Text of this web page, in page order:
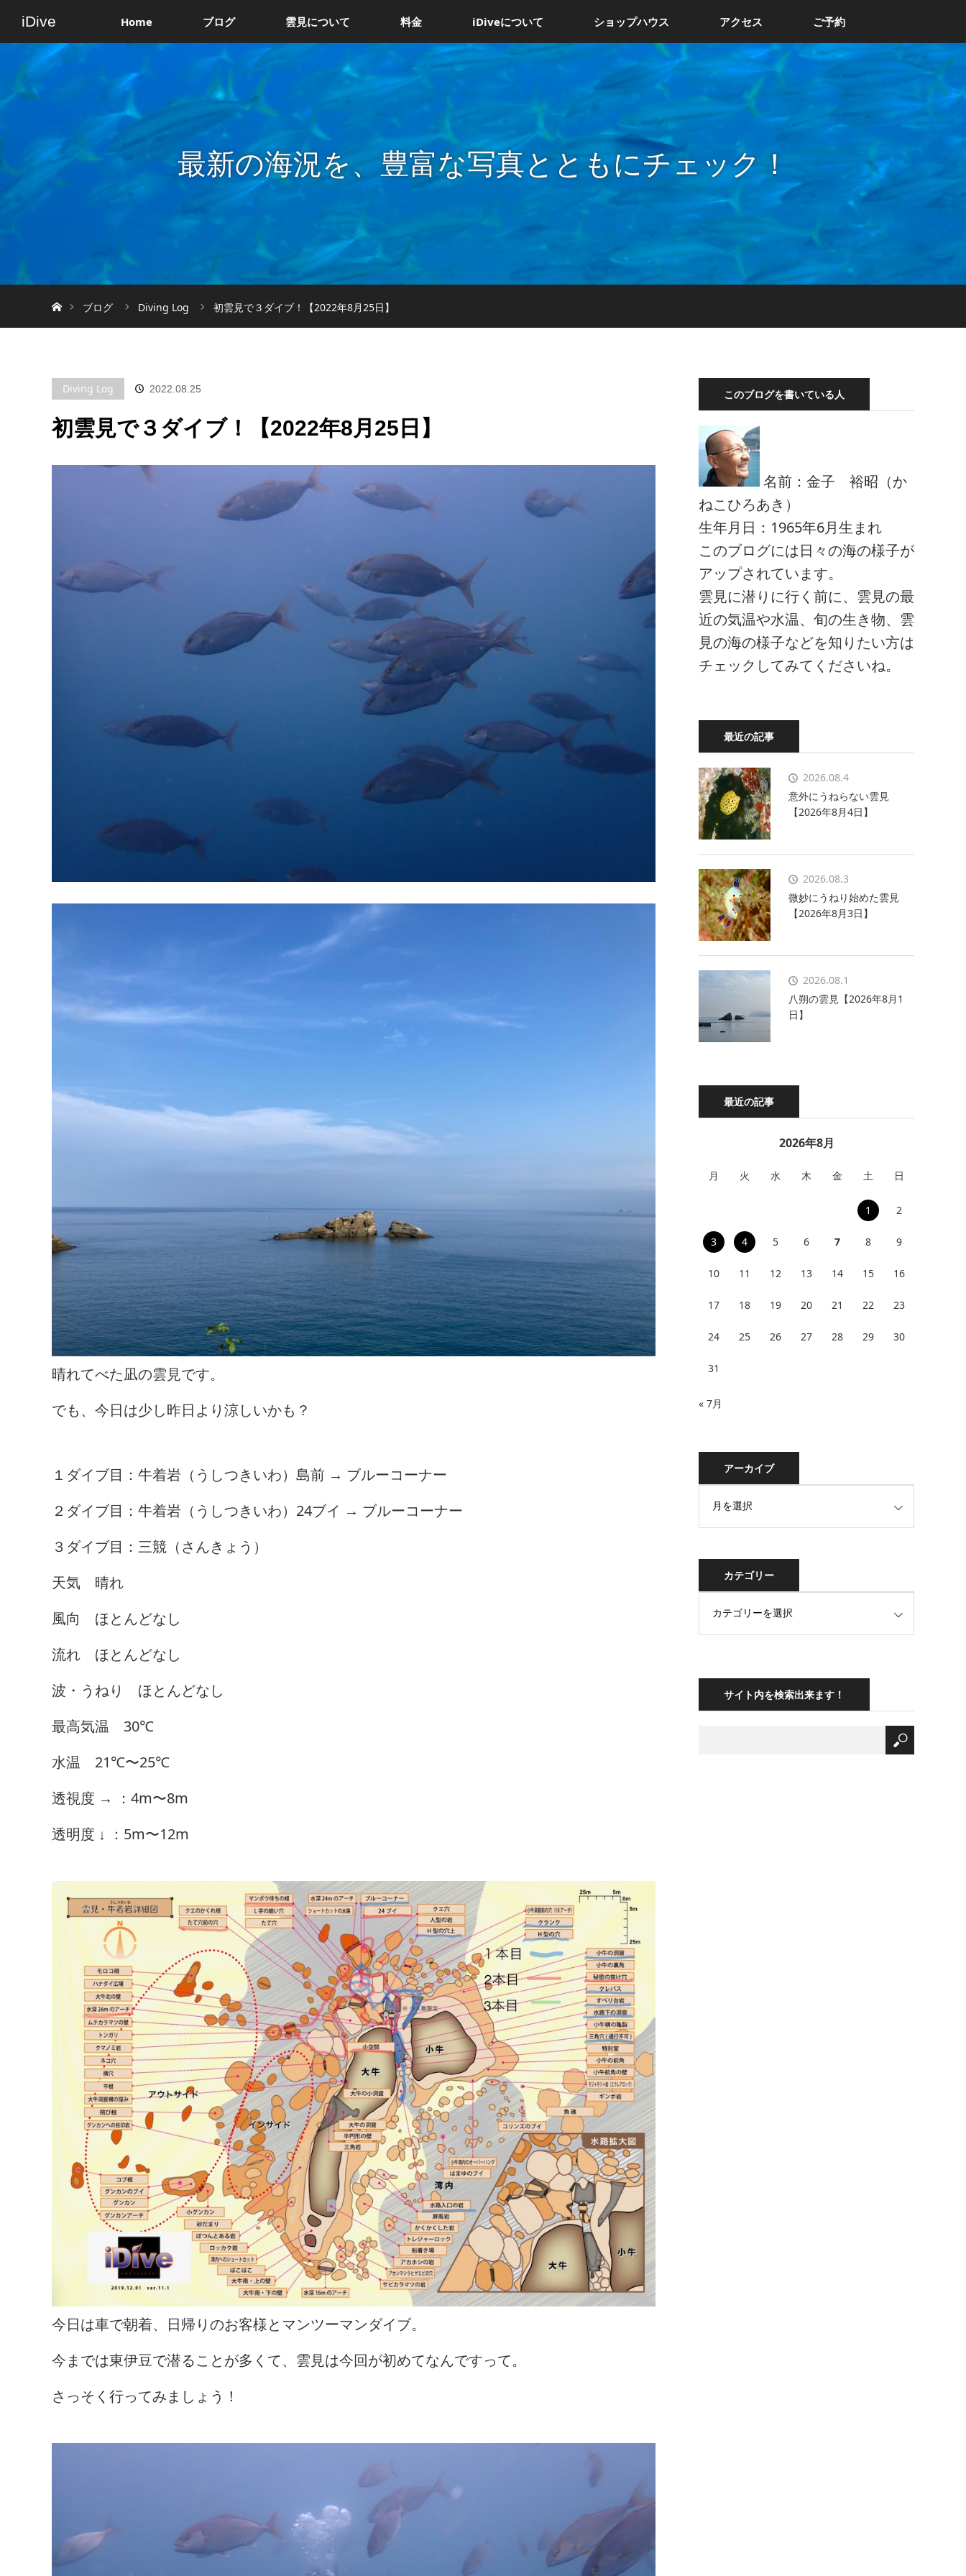
iDive Home ブログ 雲見について 料金 iDiveについて ショップハウス アクセス ご予約
最新の海況を、豊富な写真とともにチェック！
ブログ
Diving Log 初雲見で３ダイブ！【2022年8月25日】
Diving Log 2022.08.25
初雲見で３ダイブ！【2022年8月25日】
晴れてべた凪の雲見です。
でも、今日は少し昨日より涼しいかも？
１ダイブ目：牛着岩（うしつきいわ）島前 → ブルーコーナー
２ダイブ目：牛着岩（うしつきいわ）24ブイ → ブルーコーナー
３ダイブ目：三競（さんきょう）
天気 晴れ
風向 ほとんどなし
流れ ほとんどなし
波・うねり ほとんどなし
最高気温 30℃
水温 21℃〜25℃
透視度 → ：4m〜8m
透明度 ↓ ：5m〜12m
今日は車で朝着、日帰りのお客様とマンツーマンダイブ。
今までは東伊豆で潜ることが多くて、雲見は今回が初めてなんですって。
さっそく行ってみましょう！
このブログを書いている人
名前：金子 裕昭（か
ねこひろあき）
生年月日：1965年6月生まれ
このブログには日々の海の様子が
アップされています。
雲見に潜りに行く前に、雲見の最
近の気温や水温、旬の生き物、雲
見の海の様子などを知りたい方は
チェックしてみてくださいね。
最近の記事
2026.08.4
意外にうねらない雲見
【2026年8月4日】
2026.08.3
微妙にうねり始めた雲見
【2026年8月3日】
2026.08.1
八朔の雲見【2026年8月1
日】
最近の記事
2026年8月
月 火 水 木 金 土 日
1 2
3 4 5 6 7 8 9
10 11 12 13 14 15 16
17 18 19 20 21 22 23
24 25 26 27 28 29 30
31
« 7月
アーカイブ
カテゴリー
サイト内を検索出来ます！